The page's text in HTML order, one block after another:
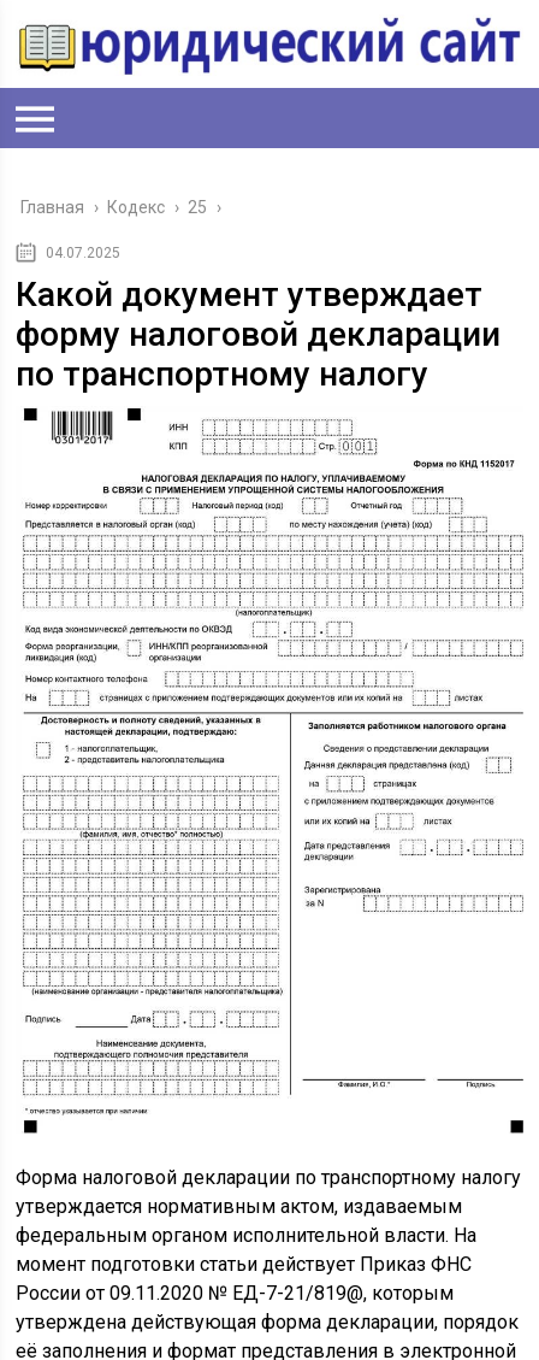
Главная › Кодекс › 25 ›
04.07.2025
Какой документ утверждает
форму налоговой декларации
по транспортному налогу
Форма налоговой декларации по транспортному налогу
утверждается нормативным актом, издаваемым
федеральным органом исполнительной власти. На
момент подготовки статьи действует Приказ ФНС
России от 09.11.2020 № ЕД-7-21/819@, которым
утверждена действующая форма декларации, порядок
её заполнения и формат представления в электронной